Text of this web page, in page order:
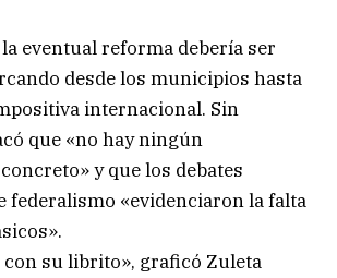
eventual reforma debería ser
desde los municipios hasta
internacional. Sin
que «no hay ningún
y que los debates
federalismo «evidenciaron la falta
con su librito», graficó Zuleta